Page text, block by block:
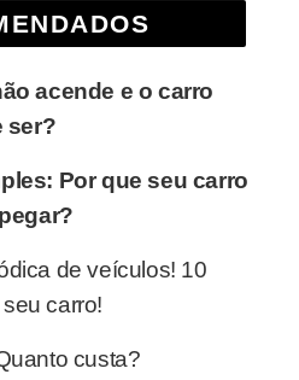
acende e o carro
ser?
Por que seu carro
de veículos! 10
carro!
custa?